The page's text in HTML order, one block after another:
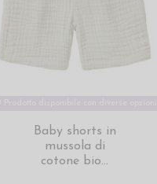
Baby shorts in
mussola di
cotone bio...